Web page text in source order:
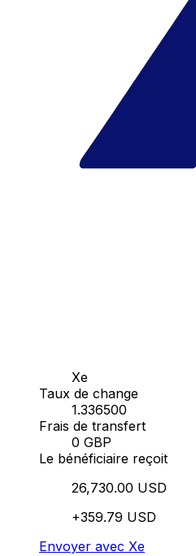
Xe
Taux de change
1.336500
Frais de transfert
0 GBP
Le bénéficiaire reçoit
26,730.00 USD
+359.79 USD
Envoyer avec Xe